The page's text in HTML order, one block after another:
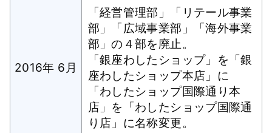
2016年 6月
「経営管理部」「リテール事業
部」「広域事業部」「海外事業
部」の４部を廃止。
「銀座わしたショップ」を「銀
座わしたショップ本店」に
「わしたショップ国際通り本
店」を「わしたショップ国際通
り店」に名称変更。